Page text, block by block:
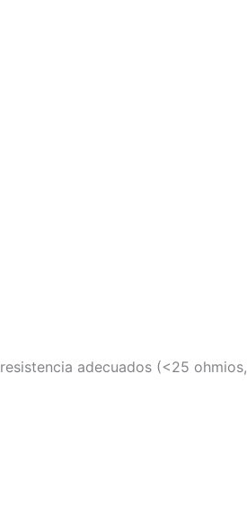
adecuados (<25 ohmios,